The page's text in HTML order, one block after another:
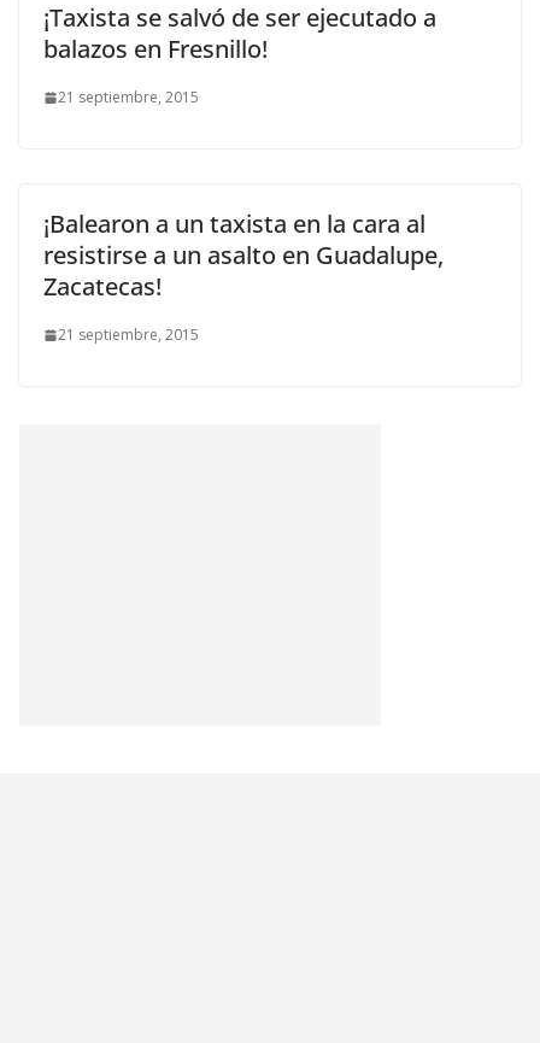
¡Taxista se salvó de ser ejecutado a
balazos en Fresnillo!
21 septiembre, 2015
¡Balearon a un taxista en la cara al
resistirse a un asalto en Guadalupe,
Zacatecas!
21 septiembre, 2015